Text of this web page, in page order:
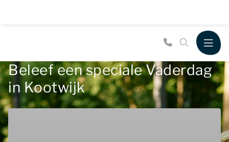
Beleef een speciale Vaderdag
in Kootwijk